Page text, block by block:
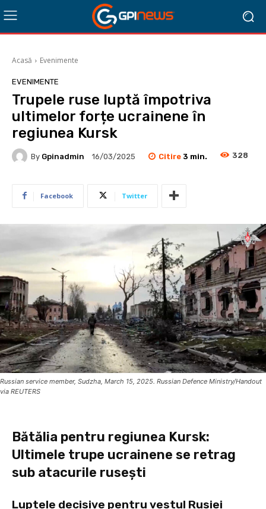
Acasă Evenimente
EVENIMENTE
Trupele ruse luptă împotriva
ultimelor forțe ucrainene în
regiunea Kursk
By Gpinadmin 16/03/2025 Citire 3 min. 328
Facebook Twitter
Russian service member, Sudzha, March 15, 2025. Russian Defence Ministry/Handout
via REUTERS
Bătălia pentru regiunea Kursk:
Ultimele trupe ucrainene se retrag
sub atacurile rusești
Luptele decisive pentru vestul Rusiei